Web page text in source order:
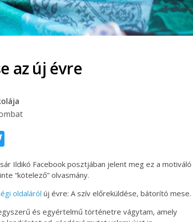
az új évre
Ildikó Facebook posztjában jelent meg ez a motiváló
“kötelező” olvasmány.
oldaláról új évre: A szív előreküldése, bátorító mese.
és egyértelmű történetre vágytam, amely